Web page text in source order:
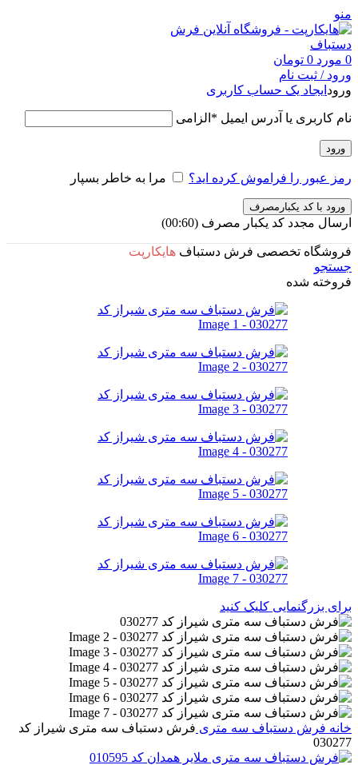
منو
0 مورد 0 تومان
ورود / ثبت نام
ورود ایجاد یک حساب کاربری
نام کاربری یا آدرس ایمیل * الزامی
ورود
رمز عبور را فراموش کرده اید؟ مرا به خاطر بسپار
ورود با کد یکبارمصرف
ارسال مجدد کد یکبار مصرف (00:
60
)
فروشگاه تخصصی فرش دستباف هایکارپت
جستجو
فروخته شده
برای بزرگنمایی کلیک کنید
خانه فرش دستباف سه متری فرش دستباف سه متری شیراز کد
030277